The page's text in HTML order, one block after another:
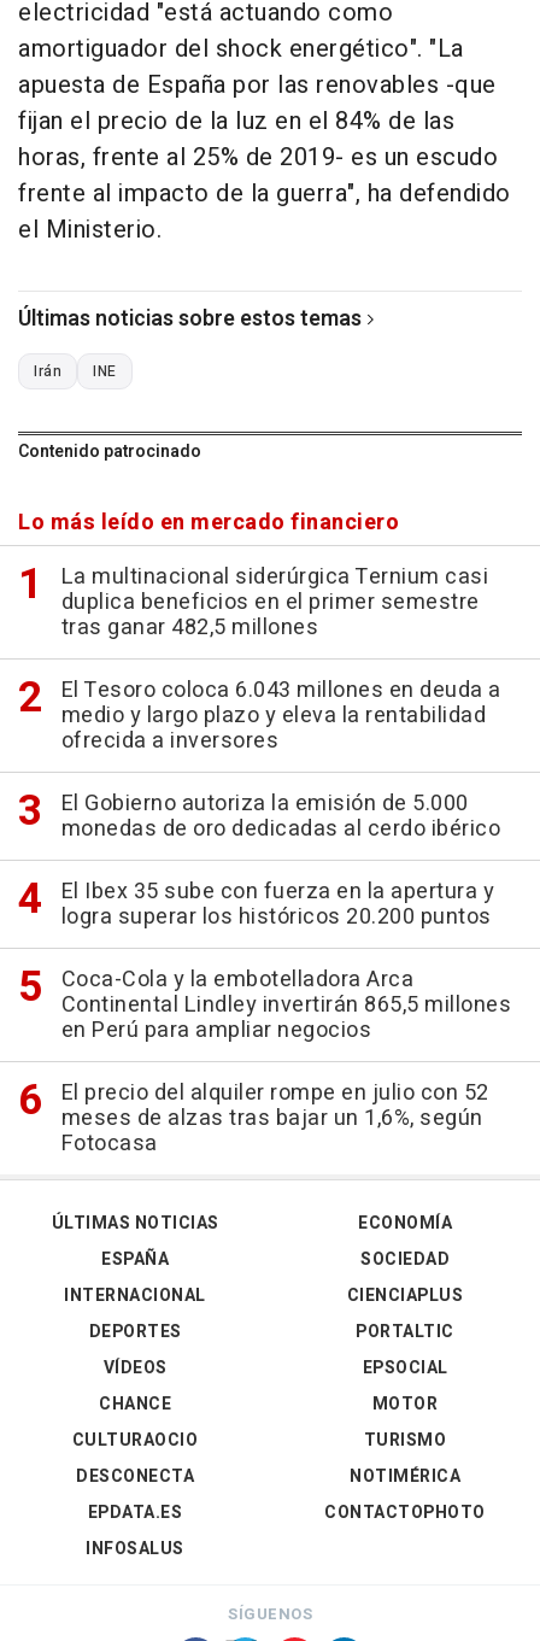
electricidad "está actuando como
amortiguador del shock energético". "La
apuesta de España por las renovables -que
fijan el precio de la luz en el 84% de las
horas, frente al 25% de 2019- es un escudo
frente al impacto de la guerra", ha defendido
el Ministerio.
Últimas noticias sobre estos temas
Irán INE
Contenido patrocinado
Lo más leído en mercado financiero
La multinacional siderúrgica Ternium casi
duplica beneficios en el primer semestre
tras ganar 482,5 millones
El Tesoro coloca 6.043 millones en deuda a
medio y largo plazo y eleva la rentabilidad
ofrecida a inversores
El Gobierno autoriza la emisión de 5.000
monedas de oro dedicadas al cerdo ibérico
El Ibex 35 sube con fuerza en la apertura y
logra superar los históricos 20.200 puntos
Coca-Cola y la embotelladora Arca
Continental Lindley invertirán 865,5 millones
en Perú para ampliar negocios
El precio del alquiler rompe en julio con 52
meses de alzas tras bajar un 1,6%, según
Fotocasa
ÚLTIMAS NOTICIAS
ESPAÑA
INTERNACIONAL
DEPORTES
VÍDEOS
ECONOMÍA
SOCIEDAD
CIENCIAPLUS
PORTALTIC
EPSOCIAL
CHANCE
CULTURAOCIO
DESCONECTA
EPDATA.ES
INFOSALUS
MOTOR
TURISMO
NOTIMÉRICA
CONTACTOPHOTO
SÍGUENOS